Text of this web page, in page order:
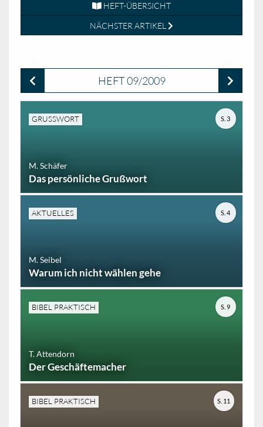
HEFT-ÜBERSICHT
NÄCHSTER ARTIKEL
HEFT 09/2009
GRUSSWORT
M. Schäfer
Das persönliche Grußwort
S. 3
AKTUELLES
M. Seibel
Warum ich nicht wählen gehe
S. 4
BIBEL PRAKTISCH
T. Attendorn
Der Geschäftemacher
S. 9
BIBEL PRAKTISCH S. 11